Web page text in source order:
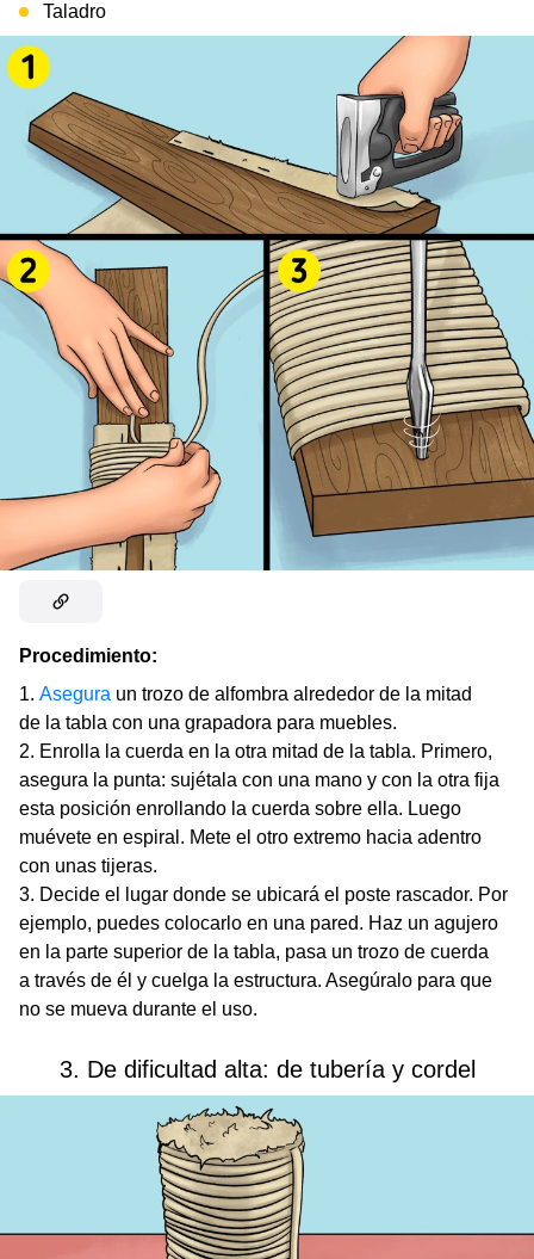
Taladro
Procedimiento:
Asegura un trozo de alfombra alrededor de la mitad
de la tabla con una grapadora para muebles.
Enrolla la cuerda en la otra mitad de la tabla. Primero,
asegura la punta: sujétala con una mano y con la otra fija
esta posición enrollando la cuerda sobre ella. Luego
muévete en espiral. Mete el otro extremo hacia adentro
con unas tijeras.
Decide el lugar donde se ubicará el poste rascador. Por
ejemplo, puedes colocarlo en una pared. Haz un agujero
en la parte superior de la tabla, pasa un trozo de cuerda
a través de él y cuelga la estructura. Asegúralo para que
no se mueva durante el uso.
3. De dificultad alta: de tubería y cordel